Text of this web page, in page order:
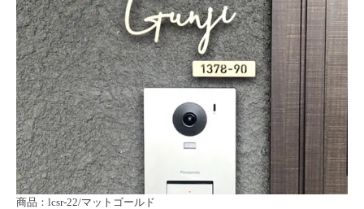
商品：lcsr-22/マットゴールド